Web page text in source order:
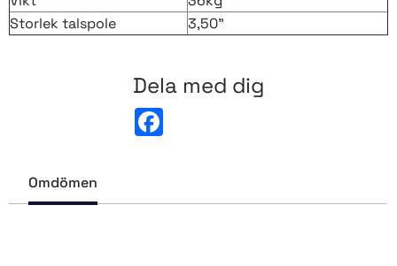
Storlek talspole
3,50"
Dela med dig
o
Omdömen